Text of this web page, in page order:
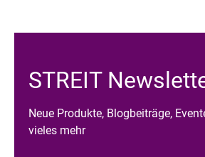
STREIT
Neue Produkte, Blogbeiträge,
vieles mehr